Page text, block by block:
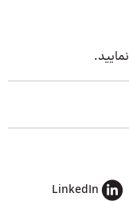
LinkedIn